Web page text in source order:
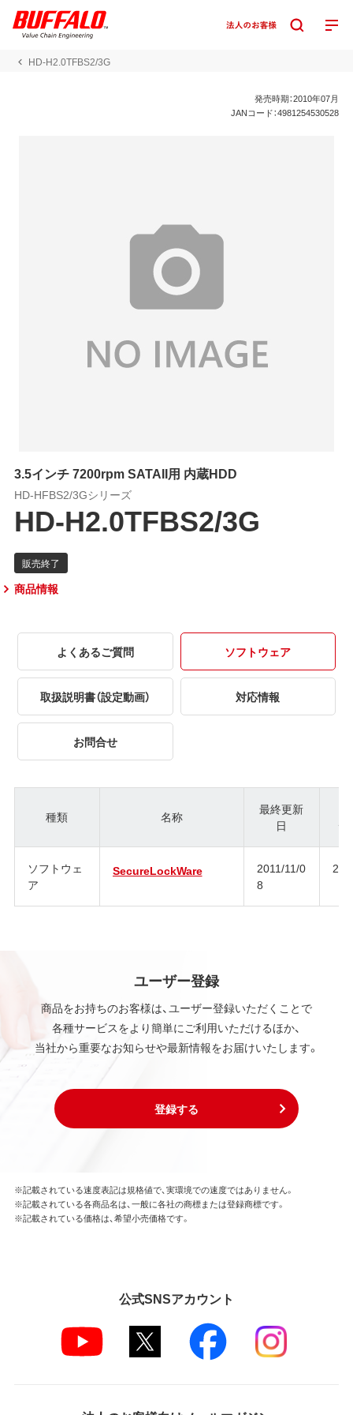
HD-H2.0TFBS2/3G
発売時期：2010年07月
JANコード：4981254530528
3.5インチ 7200rpm SATAII用 内蔵HDD
HD-HFBS2/3Gシリーズ
HD-H2.0TFBS2/3G
商品情報
よくあるご質問 ソフトウェア
取扱説明書（設定動画） 対応情報
お問合せ
種類 名称
最終更新
日
ジ
ソフトウェ
ア
SecureLockWare
2011/11/0
8
ユーザー登録
商品をお持ちのお客様は、ユーザー登録いただくことで
各種サービスをより簡単にご利用いただけるほか、
当社から重要なお知らせや最新情報をお届けいたします。
登録する
※記載されている速度表記は規格値で、実環境での速度ではありません。
※記載されている各商品名は、一般に各社の商標または登録商標です。
※記載されている価格は、希望小売価格です。
公式SNSアカウント